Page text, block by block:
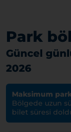
Park
Güncel
2026
Maksimum
Bölgede uzun
bilet süresi